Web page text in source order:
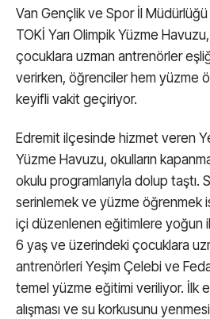
Van Gençlik ve Spor İl
TOKİ Yarı Olimpik Yüzme
çocuklara uzman antrenörler
verirken, öğrenciler hem yüzme
keyifli vakit geçiriyor.
Edremit ilçesinde hizmet veren
Yüzme Havuzu, okulların
okulu programlarıyla dolup taştı.
serinlemek ve yüzme öğrenmek
içi düzenlenen eğitimlere yoğun
6 yaş ve üzerindeki çocuklara
antrenörleri Yeşim Çelebi ve
temel yüzme eğitimi veriliyor. İlk
alışması ve su korkusunu